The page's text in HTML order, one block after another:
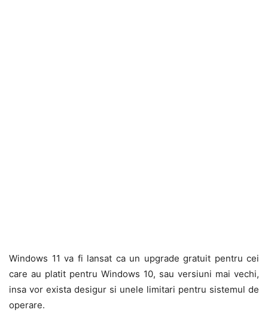
Windows 11 va fi lansat ca un upgrade gratuit pentru cei
care au platit pentru Windows 10, sau versiuni mai vechi,
insa vor exista desigur si unele limitari pentru sistemul de
operare.